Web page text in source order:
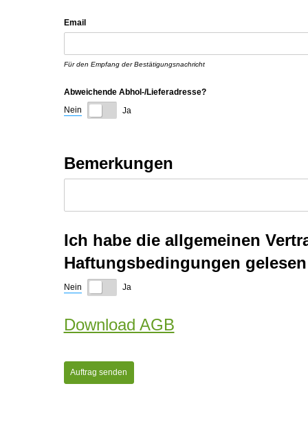
Email
Für den Empfang der Bestätigungsnachricht
Abweichende Abhol-/​Lieferadresse?
Nein
Ja
Bemerkungen
Ich habe die allgemeinen
Haftungsbedingungen
Nein Ja
Download AGB
Auftrag senden